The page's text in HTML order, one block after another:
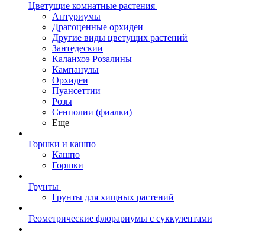
Цветущие комнатные растения
Антуриумы
Драгоценные орхидеи
Другие виды цветущих растений
Зантедескии
Каланхоэ Розалины
Кампанулы
Орхидеи
Пуансеттии
Розы
Сенполии (фиалки)
Еще
Горшки и кашпо
Кашпо
Горшки
Грунты
Грунты для хищных растений
Геометрические флорариумы с суккулентами